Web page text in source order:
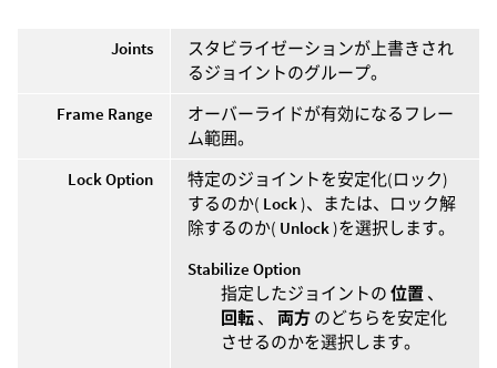
Joints
スタビライゼーションが上書きされ
るジョイントのグループ。
Frame Range
オーバーライドが有効になるフレー
ム範囲。
Lock Option
特定のジョイントを安定化(ロック)
するのか( Lock)、または、ロック解
除するのか( Unlock)を選択します。
Stabilize Option
指定したジョイントの 位置 、
回転 、 両方 のどちらを安定化
させるのかを選択します。